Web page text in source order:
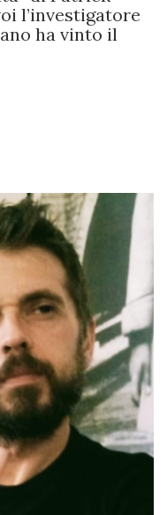
l’investigatore
ha vinto il